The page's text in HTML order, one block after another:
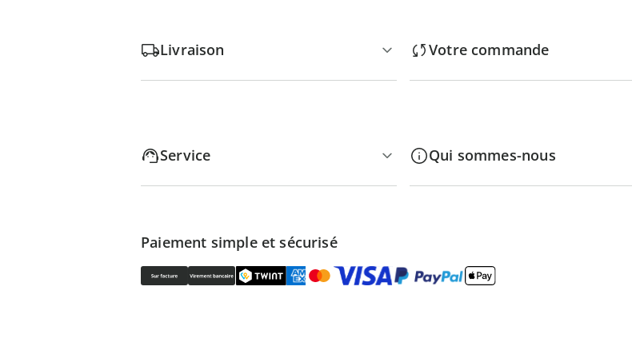
Livraison Votre commande
Service Qui sommes-nous
Paiement simple et sécurisé